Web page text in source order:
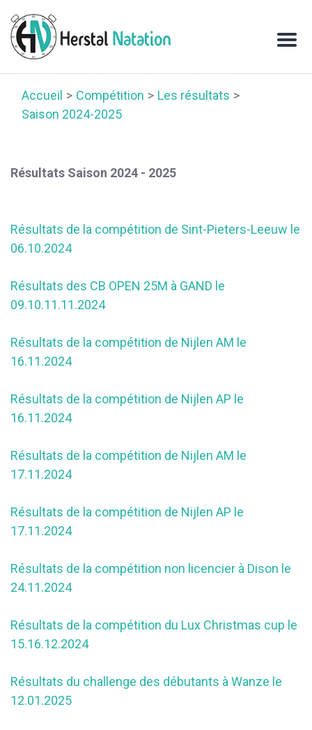
Accueil Compétition
Les résultats
Saison 2024-2025
Résultats Saison 2024 - 2025
Résultats de la compétition de Sint-Pieters-Leeuw le
06.10.2024
Résultats des CB OPEN 25M à GAND le
09.10.11.11.2024
Résultats de la compétition de Nijlen AM le
16.11.2024
Résultats de la compétition de Nijlen AP le
16.11.2024
Résultats de la compétition de Nijlen AM le
17.11.2024
Résultats de la compétition de Nijlen AP le
17.11.2024
Résultats de la compétition non licencier à Dison le
24.11.2024
Résultats de la compétition du Lux Christmas cup le
15.16.12.2024
Résultats du challenge des débutants à Wanze le
12.01.2025